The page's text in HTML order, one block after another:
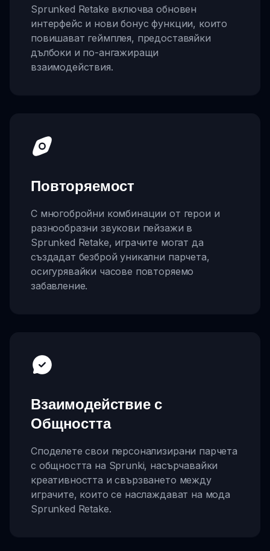
Sprunked Retake включва обновен
интерфейс и нови бонус функции, които
повишават геймплея, предоставяйки
дълбоки и по-ангажиращи
взаимодействия.
Повторяемост
С многобройни комбинации от герои и
разнообразни звукови пейзажи в
Sprunked Retake, играчите могат да
създадат безброй уникални парчета,
осигурявайки часове повторяемо
забавление.
Взаимодействие с
Общността
Споделете свои персонализирани парчета
с общността на Sprunki, насърчавайки
креативността и свързването между
играчите, които се наслаждават на мода
Sprunked Retake.